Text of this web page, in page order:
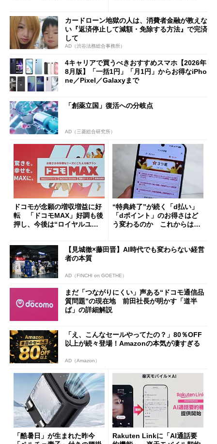
も
カードローン地獄の人は、消費者金融が教えな
い『返済停止して減額・免除する方法』で完済
して
AD（渋谷法務総合事務所）
4キャリアで買うべきおすすめスマホ【2026年
8月版】「一括1円」「月1円」からお得なiPho
ne／Pixel／Galaxyまで
「創薬立国」復活への分岐点
AD（三菱総合研究所）
ドコモが念願の増収増益に好
転 「ドコモMAX」好調も後
押し、今後は“ロイヤルユー
“特典終了”が続く「d払い」
「dポイント」のお得さはど
う変わるのか これからは
【見城徹×藤田晋】AI時代でも変わらない経営
者の本質
AD（FINCHI on GOETHE）
まだ「つながりにくい」声ある“ドコモ通信品
質問題”の現在地 前田社長が明かす「道半
ば」の詳細解説
「え、こんなセールやってたの？」80％OFF
以上が続々登場！Amazonの本気が凄すぎる
AD（Amazon）
「酷暑日」が生まれた昨今
Rakuten Linkに「AI通話要